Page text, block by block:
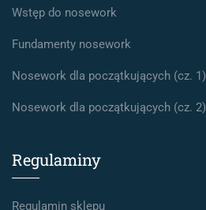
Wstęp do nosework
Fundamenty nosework
Nosework dla początkujących (cz. 1)
Nosework dla początkujących (cz. 2)
Regulaminy
Regulamin sklepu